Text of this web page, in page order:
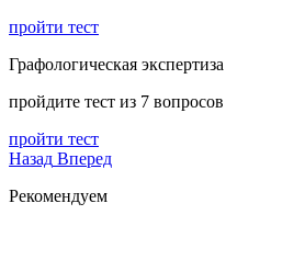
пройти тест
Графологическая экспертиза
пройдите тест из 7 вопросов
пройти тест
Назад Вперед
Рекомендуем